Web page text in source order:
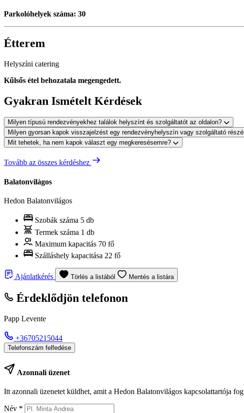
Parkolóhelyek száma: 30
Étterem
Helyszíni catering
Kűlsős étel behozatala megengedett.
Gyakran Ismételt Kérdések
Milyen típusú rendezvényekhez találok helyszínt és szolgáltatót az oldalon?
Milyen gyorsan kapok visszajelzést egy rendezvényhelyszín vagy szolgáltató
Mit tehetek, ha nem kapok választ egy megkeresésemre?
Tovább az összes kérdéshez
Balatonvilágos
Hedon Balatonvilágos
Szobák száma 5 db
Termek száma 1 db
Maximum kapacitás 70 fő
Szálláshely kapacitása 22 fő
Ajánlatkérés Törlés a listából Mentés a listára
Érdeklődjön telefonon
Papp Levente
+36705215044
Telefonszám felfedése
Azonnali üzenet
Itt azonnali üzenetet küldhet, amit a Hedon Balatonvilágos kapcsolattartója
Név *